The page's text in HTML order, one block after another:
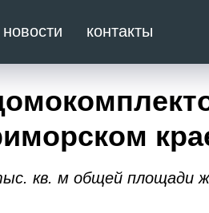
новости контакты
кв. м общей площади